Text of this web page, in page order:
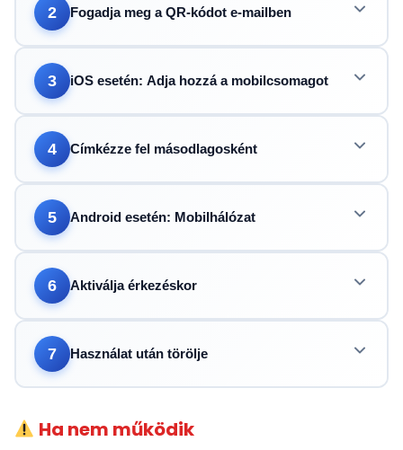
2 Fogadja meg a QR-kódot e-mailben
3 iOS esetén: Adja hozzá a mobilcsomagot
4 Címkézze fel másodlagosként
5 Android esetén: Mobilhálózat
6 Aktiválja érkezéskor
7 Használat után törölje
Ha nem működik